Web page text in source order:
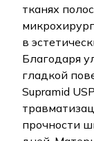
тканях
в
Благодаря
гладкой
Supramid
прочности